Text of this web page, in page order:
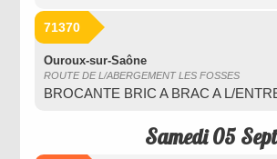
71370
Ouroux-sur-Saône
ROUTE DE L/ABERGEMENT LES FOSSES
BROCANTE BRIC A BRAC A L/
Samedi 05